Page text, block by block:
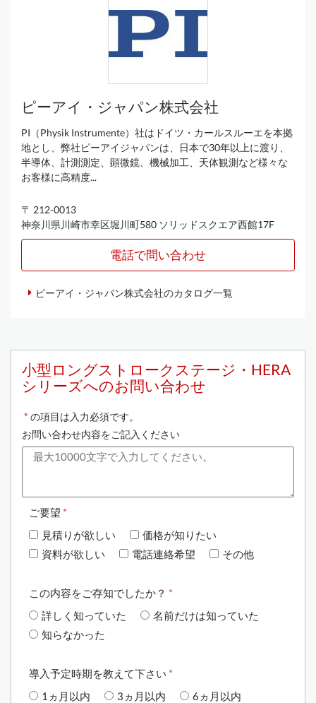
ピーアイ・ジャパン株式会社
PI（Physik Instrumente）社はドイツ・カールスルーエを本拠
地とし、弊社ピーアイジャパンは、日本で30年以上に渡り、
半導体、計測測定、顕微鏡、機械加工、天体観測など様々な
お客様に高精度...
〒 212-0013
神奈川県川崎市幸区堀川町580 ソリッドスクエア西館17F
電話で問い合わせ
ピーアイ・ジャパン株式会社のカタログ一覧
小型ロングストロークステージ・HERA
シリーズへのお問い合わせ
* の項目は入力必須です。
お問い合わせ内容をご記入ください
ご要望 *
見積りが欲しい
価格が知りたい
資料が欲しい
電話連絡希望 その他
この内容をご存知でしたか？ *
詳しく知っていた
名前だけは知っていた
知らなかった
導入予定時期を教えて下さい *
1ヵ月以内
3ヵ月以内
6ヵ月以内